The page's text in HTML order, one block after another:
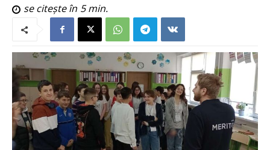
se citește în 5min.